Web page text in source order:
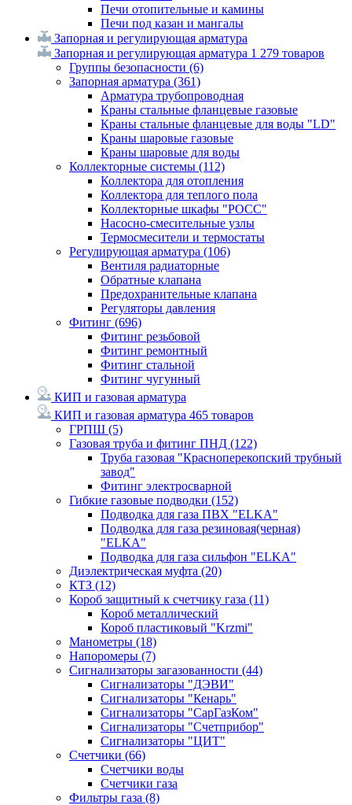
Печи отопительные и камины
Печи под казан и мангалы
Запорная и регулирующая арматура
Запорная и регулирующая арматура 1 279 товаров
Группы безопасности (6)
Запорная арматура (361)
Арматура трубопроводная
Краны стальные фланцевые газовые
Краны стальные фланцевые для воды "LD"
Краны шаровые газовые
Краны шаровые для воды
Коллекторные системы (112)
Коллектора для отопления
Коллектора для теплого пола
Коллекторные шкафы "РОСС"
Насосно-смесительные узлы
Термосмесители и термостаты
Регулирующая арматура (106)
Вентиля радиаторные
Обратные клапана
Предохранительные клапана
Регуляторы давления
Фитинг (696)
Фитинг резьбовой
Фитинг ремонтный
Фитинг стальной
Фитинг чугунный
КИП и газовая арматура
КИП и газовая арматура 465 товаров
ГРПШ (5)
Газовая труба и фитинг ПНД (122)
Труба газовая "Красноперекопский трубный
завод"
Фитинг электросварной
Гибкие газовые подводки (152)
Подводка для газа ПВХ "ELKA"
Подводка для газа резиновая(черная)
"ELKA"
Подводка для газа сильфон "ELKA"
Диэлектрическая муфта (20)
КТЗ (12)
Короб защитный к счетчику газа (11)
Короб металлический
Короб пластиковый "Krzmi"
Манометры (18)
Напоромеры (7)
Сигнализаторы загазованности (44)
Сигнализаторы "ДЭВИ"
Сигнализаторы "Кенарь"
Сигнализаторы "СарГазКом"
Сигнализаторы "Счетприбор"
Сигнализаторы "ЦИТ"
Счетчики (66)
Счетчики воды
Счетчики газа
Фильтры газа (8)